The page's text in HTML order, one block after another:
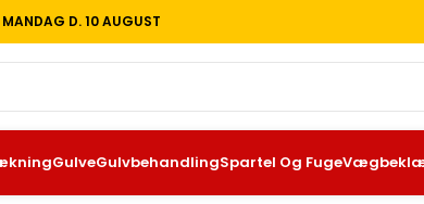
MANDAG D. 10 AUGUST
GulveGulvbehandlingSpartel Og Fuge